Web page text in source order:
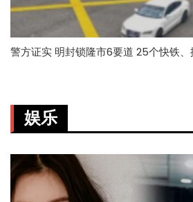
警方证实 明封锁隆市6要道 25个快铁、
娱乐